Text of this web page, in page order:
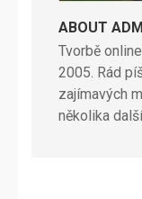
ABOUT
Tvorbě
2005. Rád
zajímavých
několika